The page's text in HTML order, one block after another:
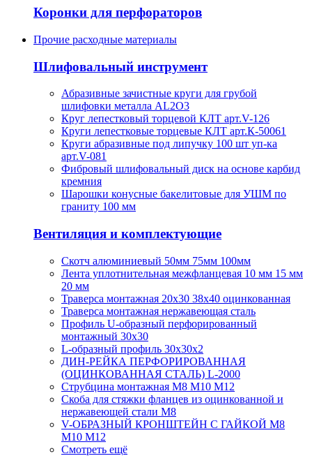
Коронки для перфораторов
Прочие расходные материалы
Шлифовальный инструмент
Абразивные зачистные круги для грубой
шлифовки металла AL2O3
Круг лепестковый торцевой КЛТ арт.V-126
Круги лепестковые торцевые КЛТ арт.К-50061
Круги абразивные под липучку 100 шт уп-ка
арт.V-081
Фибровый шлифовальный диск на основе карбид
кремния
Шарошки конусные бакелитовые для УШМ по
граниту 100 мм
Вентиляция и комплектующие
Скотч алюминиевый 50мм 75мм 100мм
Лента уплотнительная межфланцевая 10 мм 15 мм
20 мм
Траверса монтажная 20х30 38х40 оцинкованная
Траверса монтажная нержавеющая сталь
Профиль U-образный перфорированный
монтажный 30х30
L-образный профиль 30х30х2
ДИН-РЕЙКА ПЕРФОРИРОВАННАЯ
(ОЦИНКОВАННАЯ СТАЛЬ) L-2000
Струбцина монтажная М8 М10 М12
Скоба для стяжки фланцев из оцинкованной и
нержавеющей стали М8
V-ОБРАЗНЫЙ КРОНШТЕЙН С ГАЙКОЙ М8
М10 М12
Смотреть ещё